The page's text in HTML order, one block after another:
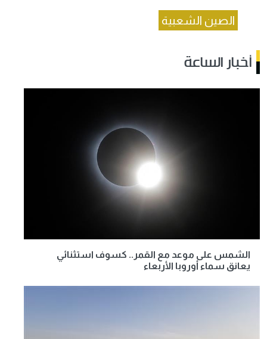
الصين الشعبية
أخبار الساعة
الشمس على موعد مع القمر.. كسوف استثنائي
يعانق سماء أوروبا الأربعاء